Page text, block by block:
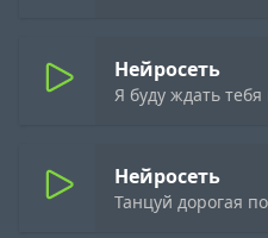
Нейросеть
Я буду ждать
Нейросеть
Танцуй дорогая